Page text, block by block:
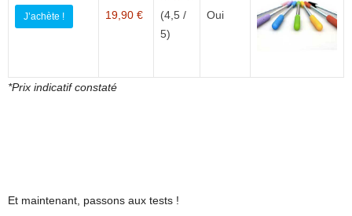
J’achète ! 19,90 €
(4,5 /
5)
Oui
*Prix indicatif constaté
Et maintenant, passons aux tests !